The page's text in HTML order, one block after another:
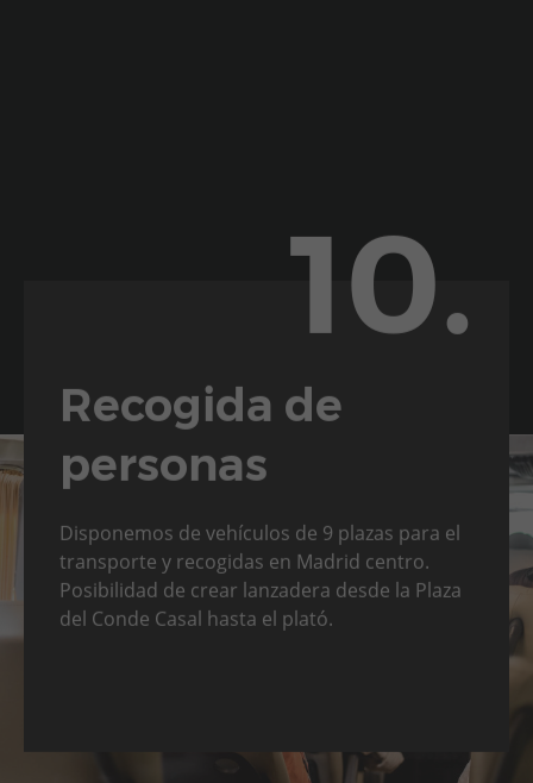
10.
Recogida de
personas
Disponemos de vehículos de 9 plazas para el
transporte y recogidas en Madrid centro.
Posibilidad de crear lanzadera desde la Plaza
del Conde Casal hasta el plató.